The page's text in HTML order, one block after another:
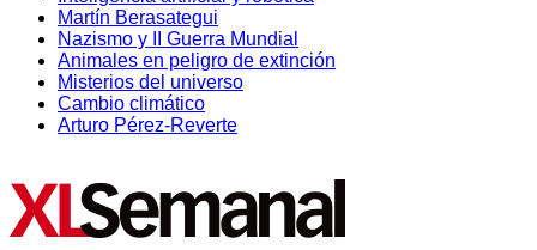
Martín Berasategui
Nazismo y II Guerra Mundial
Animales en peligro de extinción
Misterios del universo
Cambio climático
Arturo Pérez-Reverte